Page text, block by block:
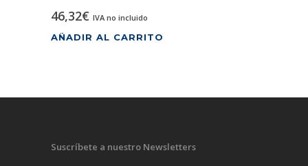
46,32€ IVA no incluido
AÑADIR AL CARRITO
Suscríbete a nuestro Newsletters